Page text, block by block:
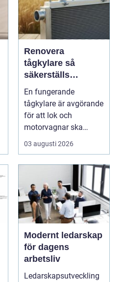
Renovera
tågkylare så
säkerställs
driftsäkra lok och
tågsystem
En fungerande
tågkylare är avgörande
för att lok och
motorvagnar ska
kunna leverera pålitlig
drift d...
03 augusti 2026
Modernt ledarskap
för dagens
arbetsliv
Ledarskapsutveckling